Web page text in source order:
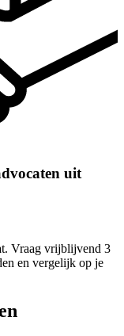
uit
Vraag vrijblijvend 3
en vergelijk op je